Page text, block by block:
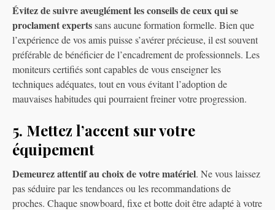
Évitez de suivre aveuglément les conseils de ceux qui se
proclament expertssans aucune formation formelle. Bien que
l’expérience de vos amis puisse s’avérer précieuse, il est souvent
préférable de bénéficier de l’encadrement de professionnels. Les
moniteurs certifiés sont capables de vous enseigner les
techniques adéquates, tout en vous évitant l’adoption de
mauvaises habitudes qui pourraient freiner votre progression.
5. Mettez l’accent sur votre
équipement
Demeurez attentif au choix de votre matériel. Ne vous laissez
pas séduire par les tendances ou les recommandations de
proches. Chaque snowboard, fixe et botte doit être adapté à votre